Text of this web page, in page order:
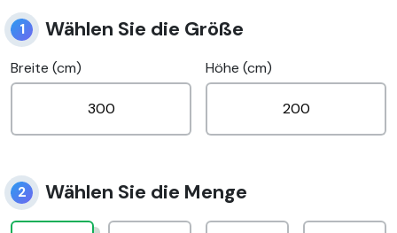
1 Wählen Sie die Größe
Breite (cm) Höhe (cm)
2 Wählen Sie die Menge